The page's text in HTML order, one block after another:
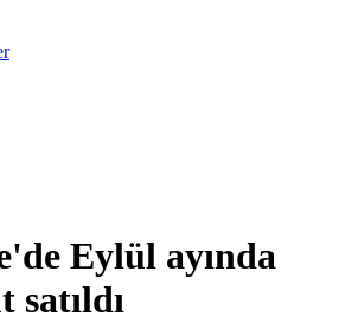
Eylül ayında
satıldı